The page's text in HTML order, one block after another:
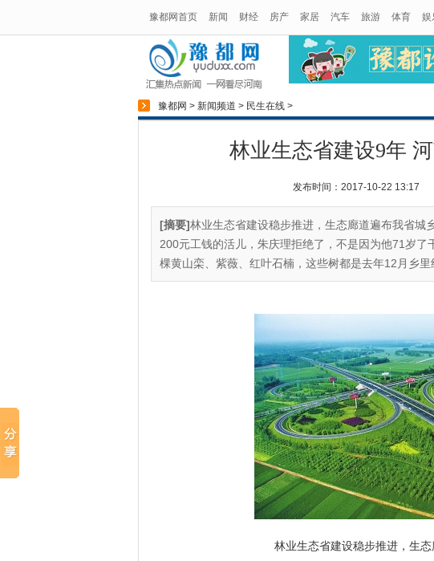
豫都网首页 新闻 财经 房产 家居 汽车 旅游 体育 娱
豫都网 > 新闻频道 > 民生在线 >
林业生态省建设9年
发布时间：2017-10-22 13:17
[摘要]林业生态省建设稳步推进，生态廊道遍布我省城
200元工钱的活儿，朱庆理拒绝了，不是因为他71岁
棵黄山栾、紫薇、红叶石楠，这些树都是去年12月乡里
林业生态省建设稳步推进，生态